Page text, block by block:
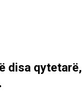
disa qytetarë,